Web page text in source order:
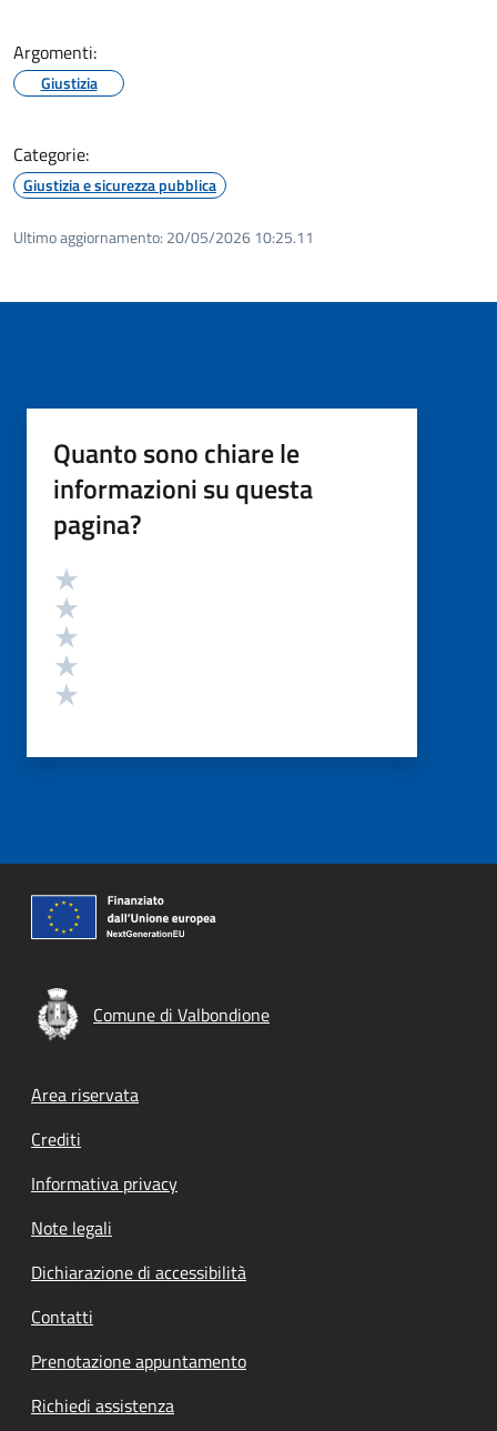
Argomenti:
Giustizia
Categorie:
Giustizia e sicurezza pubblica
Ultimo aggiornamento: 20/05/2026 10:25.11
Quanto sono chiare le
informazioni su questa
pagina?
Valutazione
Comune di Valbondione
Footer menu
Area riservata
Crediti
Informativa privacy
Note legali
Dichiarazione di accessibilità
Contatti
Prenotazione appuntamento
Richiedi assistenza